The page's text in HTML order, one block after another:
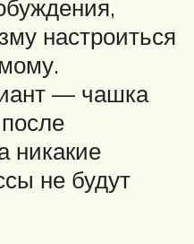
настроиться
— чашка
никакие
не будут